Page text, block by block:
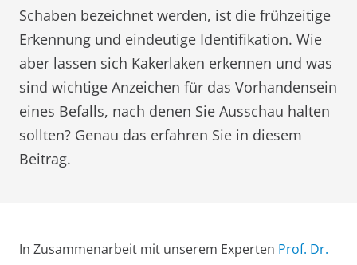
Schaben bezeichnet werden, ist die frühzeitige
Erkennung und eindeutige Identifikation. Wie
aber lassen sich Kakerlaken erkennen und was
sind wichtige Anzeichen für das Vorhandensein
eines Befalls, nach denen Sie Ausschau halten
sollten? Genau das erfahren Sie in diesem
Beitrag.
In Zusammenarbeit mit unserem Experten Prof. Dr.